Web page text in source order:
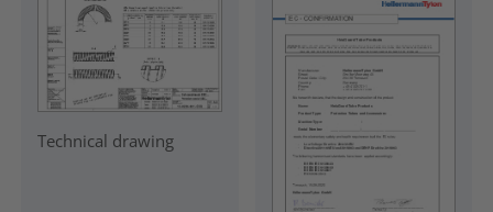
Technical drawing